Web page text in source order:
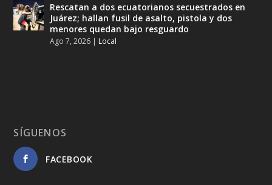
Rescatan a dos ecuatorianos secuestrados en
Juárez; hallan fusil de asalto, pistola y dos
menores quedan bajo resguardo
Ago 7, 2026 | Local
SÍGUENOS
FACEBOOK